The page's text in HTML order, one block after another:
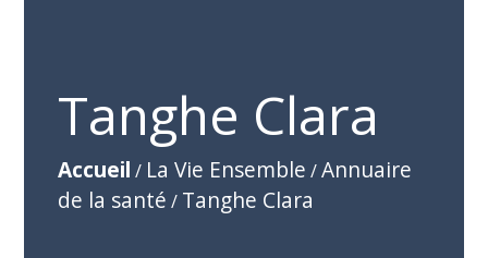
Tanghe Clara
Accueil / La Vie Ensemble /Annuaire
de la santé / Tanghe Clara